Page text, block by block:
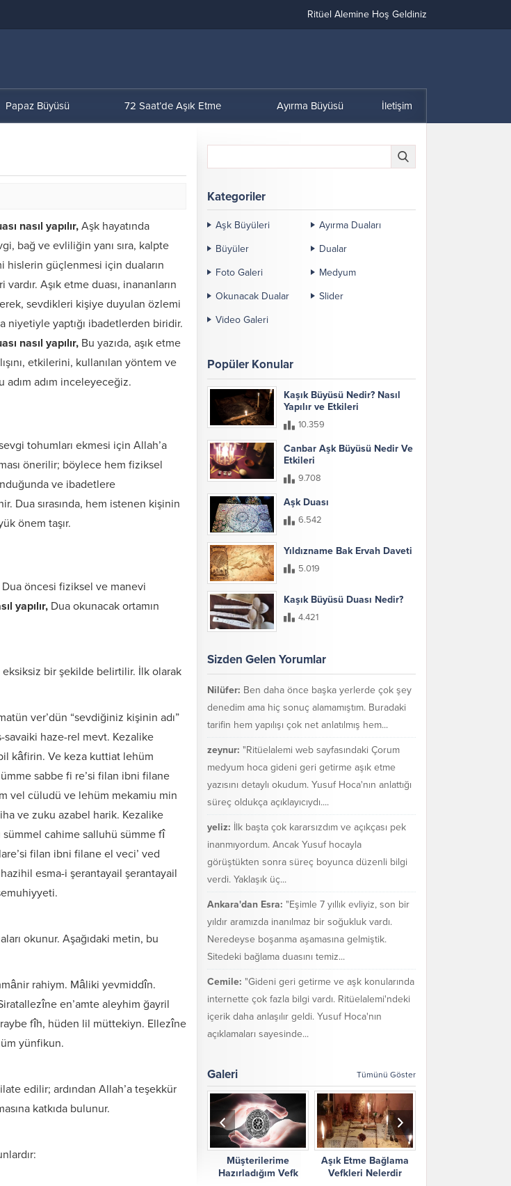
Ritüel Alemine Hoş Geldiniz
Papaz Büyüsü 72 Saat’de Aşık Etme Ayırma Büyüsü İletişim
nasıl yapılır, Aşk hayatında
bağ ve evliliğin yanı sıra, kalpte
hislerin güçlenmesi için duaların
Aşık etme duası, inananların
sevdikleri kişiye duyulan özlemi
niyetiyle yaptığı ibadetlerden biridir.
nasıl yapılır, Bu yazıda, aşık etme
etkilerini, kullanılan yöntem ve
adım inceleyeceğiz.
tohumları ekmesi için Allah’a
önerilir; böylece hem fiziksel
ve ibadetlere
Dua sırasında, hem istenen kişinin
önem taşır.
öncesi fiziksel ve manevi
yapılır, Dua okunacak ortamın
bir şekilde belirtilir. İlk olarak
ver’dün “sevdiğiniz kişinin adı”
savaiki haze-rel mevt. Kezalike
kâfirin. Ve keza kuttiat lehüm
sabbe fi re’si filan ibni filane
vel cüludü ve lehüm mekamiu min
ve zuku azabel harik. Kezalike
cahime salluhü sümme fî
filan ibni filane el veci’ ved
esma-i şerantayail şerantayail
okunur. Aşağıdaki metin, bu
rahiym. Mâliki yevmiddîn.
en’amte aleyhim ğayril
fîh, hüden lil müttekiyn. Ellezîne
yünfikun.
edilir; ardından Allah’a teşekkür
katkıda bulunur.
Kategoriler
Aşk Büyüleri
Ayırma Duaları
Büyüler
Dualar
Foto Galeri
Medyum
Okunacak Dualar
Slider
Video Galeri
Popüler Konular
Kaşık Büyüsü Nedir? Nasıl
Yapılır ve Etkileri
10.359
Canbar Aşk Büyüsü Nedir Ve
Etkileri
9.708
Aşk Duası
6.542
Yıldızname Bak Ervah Daveti
5.019
Kaşık Büyüsü Duası Nedir?
4.421
Sizden Gelen Yorumlar
Nilüfer: Ben daha önce başka yerlerde çok şey
denedim ama hiç sonuç alamamıştım. Buradaki
tarifin hem yapılışı çok net anlatılmış hem...
zeynur: "Ritüelalemi web sayfasındaki Çorum
medyum hoca gideni geri getirme aşık etme
yazısını detaylı okudum. Yusuf Hoca'nın anlattığı
süreç oldukça açıklayıcıydı....
yeliz: İlk başta çok kararsızdım ve açıkçası pek
inanmıyordum. Ancak Yusuf hocayla
görüştükten sonra süreç boyunca düzenli bilgi
verdi. Yaklaşık üç...
Ankara'dan Esra: "Eşimle 7 yıllık evliyiz, son bir
yıldır aramızda inanılmaz bir soğukluk vardı.
Neredeyse boşanma aşamasına gelmiştik.
Sitedeki bağlama duasını temiz...
Cemile: "Gideni geri getirme ve aşk konularında
internette çok fazla bilgi vardı. Ritüelalemi'ndeki
içerik daha anlaşılır geldi. Yusuf Hoca'nın
açıklamaları sayesinde...
Galeri Tümünü Göster
için Yazıln Vefkler
Müşterilerime
Hazırladığım Vefk
Aşık Etme Bağlama
Vefkleri Nelerdir